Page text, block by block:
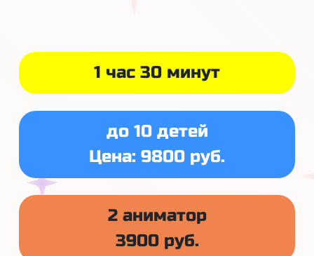
1 час 30 минут
до 10 детей
Цена: 9800 руб.
2 аниматор
3900 руб.